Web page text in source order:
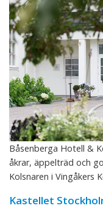
Båsenberga Hotell &
åkrar, äppelträd och
Kolsnaren i Vingåkers
Kastellet